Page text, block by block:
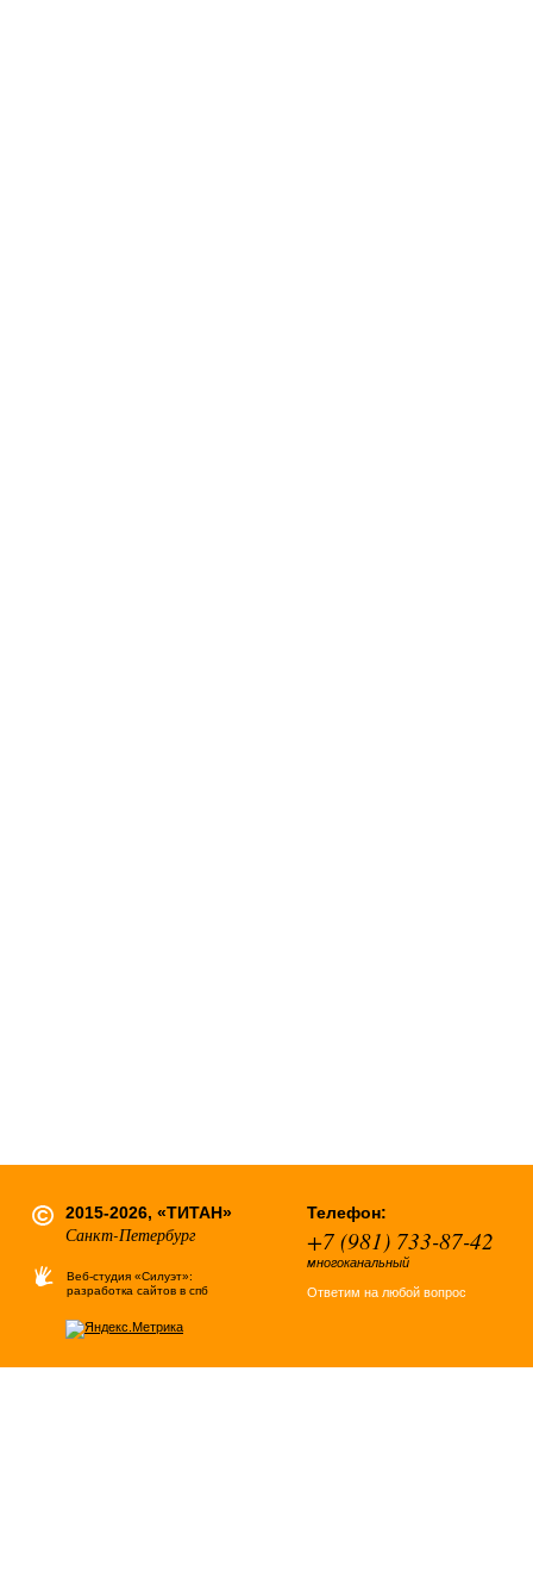
2015-2026, «ТИТАН»
Санкт-Петербург
Веб-студия «Силуэт»:
разработка сайтов в спб
Телефон:
+7 (981) 733-87-42
многоканальный
Ответим на любой вопрос